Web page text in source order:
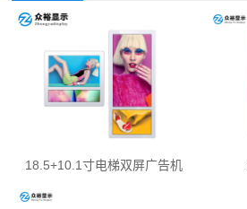
18.5+10.1寸电梯双屏广告机